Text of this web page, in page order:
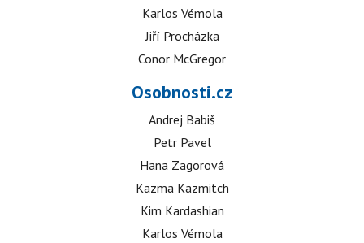
Karlos Vémola
Jiří Procházka
Conor McGregor
Osobnosti.cz
Andrej Babiš
Petr Pavel
Hana Zagorová
Kazma Kazmitch
Kim Kardashian
Karlos Vémola